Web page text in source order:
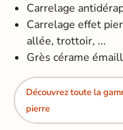
Carrelage
Carrelage effet
allée, trottoir, ...
Grès cérame
Découvrez toute la
pierre